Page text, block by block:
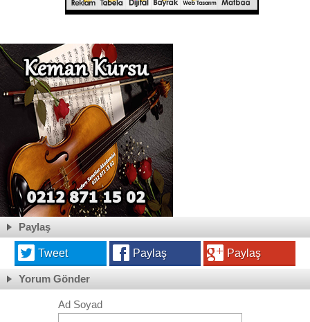
Paylaş
Tweet Paylaş Paylaş
Yorum Gönder
Ad Soyad